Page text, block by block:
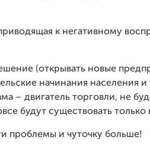
к негативному
(открывать новые
начинания населения и
– двигатель торговли, не
будут существовать только
проблемы и чуточку больше!